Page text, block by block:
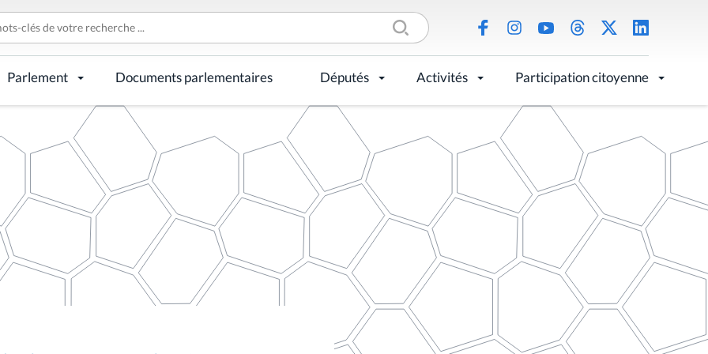
Parlement Documents parlementaires Députés Activités Participation citoyenne